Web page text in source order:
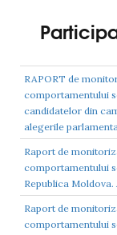
RAPORT de
comportamentului
candidatelor din
alegerile
Raport de
comportamentului
Republica
Raport de
comportamentului